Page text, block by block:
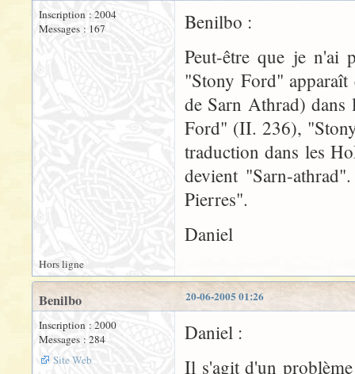
Inscription : 2004
Messages : 167
Benilbo :
Peut-être que je n'ai
"Stony Ford"
de Sarn Athrad)
Ford" (II. 236),
traduction dans les
devient "Sarn-
Pierres".
Daniel
Hors ligne
20-06-2005 01:26
Benilbo
Inscription : 2000
Messages : 284
Site Web
Daniel :
Il s'agit d'un